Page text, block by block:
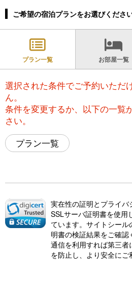
ご希望の宿泊プランをお選びください
プラン一覧 お部屋一覧
選択された条件でご予約いただ
ん。
条件を変更するか、以下の一覧
さい。
プラン一覧
実在性の証明とプライ
SSLサーバ証明書を使用
ています。サイトシー
明書の検証結果をご確
通信を利用すれば第三
を防止し、より安全に